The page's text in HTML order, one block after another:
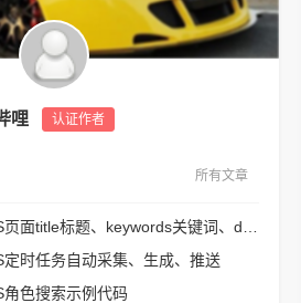
哩 认证作者
所有文章
时任务自动采集、生成、推送
色搜索示例代码